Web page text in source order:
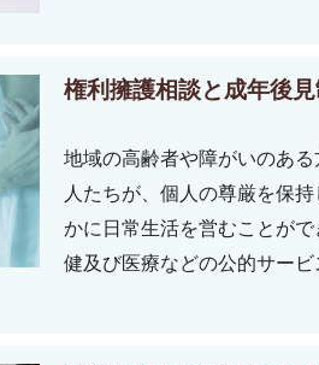
権利擁護相談と成年後
地域の高齢者や障がいのあ
人たちが、個人の尊厳を保
かに日常生活を営むことが
健及び医療などの公的サービ